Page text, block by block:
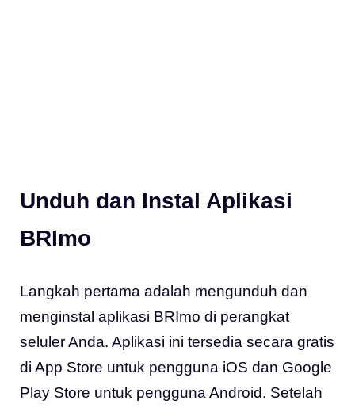
Unduh dan Instal Aplikasi
BRImo
Langkah pertama adalah mengunduh dan
menginstal aplikasi BRImo di perangkat
seluler Anda. Aplikasi ini tersedia secara gratis
di App Store untuk pengguna iOS dan Google
Play Store untuk pengguna Android. Setelah